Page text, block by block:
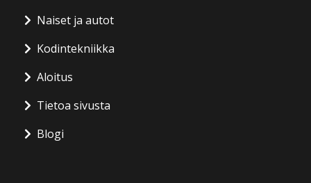
Naiset ja autot
Kodintekniikka
Aloitus
Tietoa sivusta
Blogi